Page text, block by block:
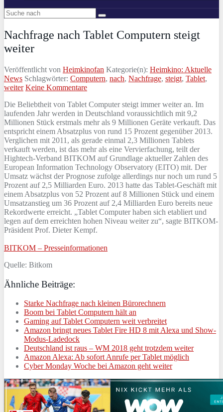
Nachfrage nach Tablet Computern steigt
weiter
Veröffentlicht von Heimkinofan Kategorie(n): Heimkino: Aktuelle
News Schlagwörter: Computern, nach, Nachfrage, steigt, Tablet,
weiter Keine Kommentare
Die Beliebtheit von Tablet Computer steigt immer weiter an. Im
laufenden Jahr werden in Deutschland voraussichtlich mit 9,2
Millionen Stück erstmals mehr als 9 Millionen Geräte verkauft. Das
entspricht einem Absatzplus von rund 15 Prozent gegenüber 2013.
Verglichen mit 2011, als gerade einmal 2,3 Millionen Tablets
verkauft werden, ist das mehr als eine Vervierfachung, teilt der
Hightech-Verband BITKOM auf Grundlage aktueller Zahlen des
European Information Technology Observatory (EITO) mit. Der
Umsatz wächst der Prognose zufolge allerdings nur noch um rund 5
Prozent auf 2,5 Milliarden Euro. 2013 hatte das Tablet-Geschäft mit
einem Absatzplus von 52 Prozent auf 8 Millionen Stück und einem
Umsatzanstieg um 36 Prozent auf 2,4 Milliarden Euro bereits neue
Rekordwerte erreicht. „Tablet Computer haben sich etabliert und
legen auf dem erreichten hohen Niveau weiter zu“, sagte BITKOM-
Präsident Prof. Dieter Kempf.
BITKOM – Presseinformationen
Quelle: Bitkom
Ähnliche Beiträge:
Starke Nachfrage nach kleinen Bürorechnern
Boom bei Tablet Computern hält an
Gaming auf Tablet Computern weit verbreitet
Amazon bringt neues Tablet Fire HD 8 mit Alexa und Show-
Modus-Ladedock
Deutschland ist raus – WM 2018 geht trotzdem weiter
Amazon Alexa: Ab sofort Anrufe per Tablet möglich
Cyber Monday Woche bei Amazon geht weiter